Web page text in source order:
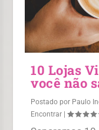
10 Lojas
você não
Postado por Paulo
Encontrar |